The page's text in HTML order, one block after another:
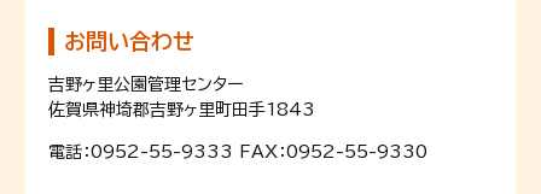
お問い合わせ
吉野ヶ里公園管理センター
佐賀県神埼郡吉野ヶ里町田手1843
電話：0952-55-9333 FAX：0952-55-9330